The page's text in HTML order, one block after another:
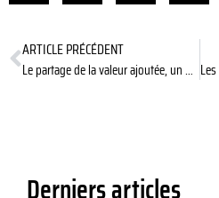
ARTICLE PRÉCÉDENT
Le partage de la valeur ajoutée, un marché de dupes ?